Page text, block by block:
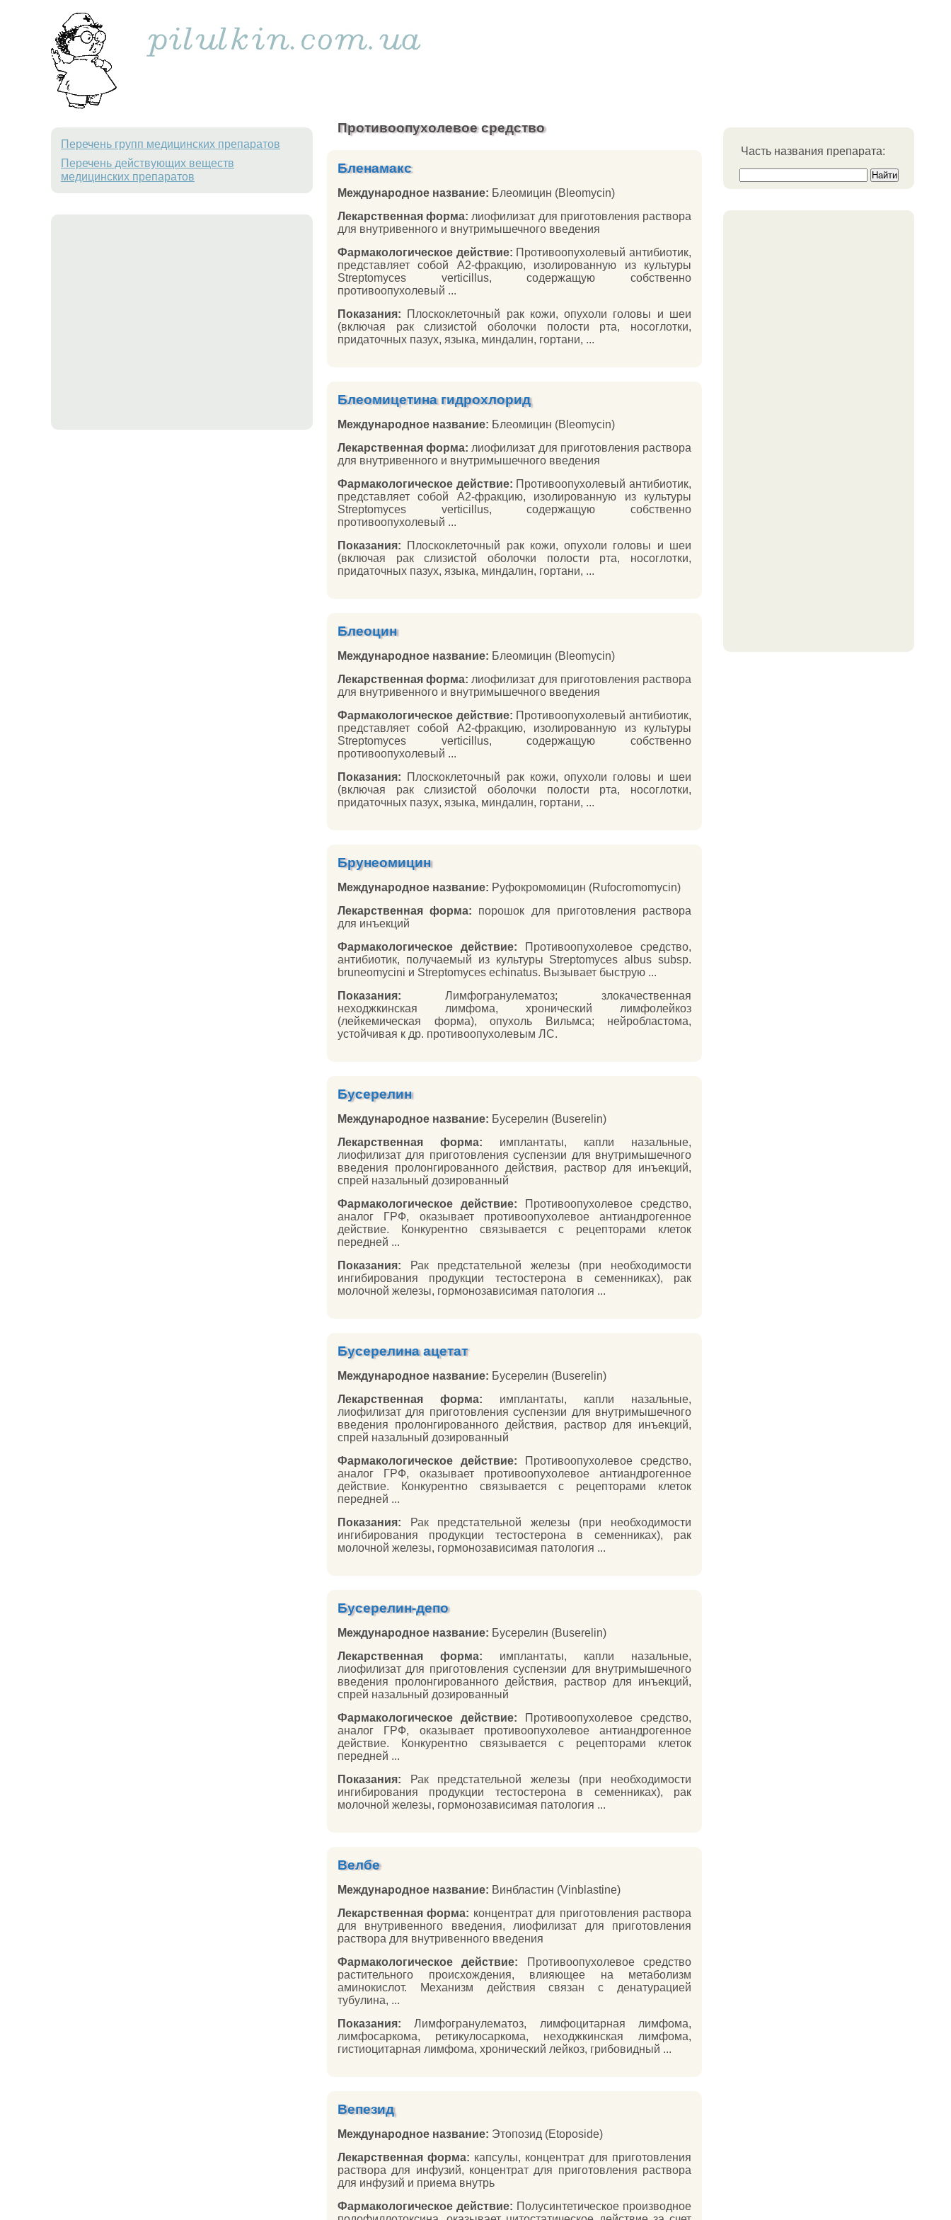
Перечень групп медицинских препаратов
Перечень действующих веществ
медицинских препаратов
Часть названия препарата:
Противоопухолевое средство
Бленамакс
Международное название: Блеомицин (Bleomycin)
Лекарственная форма: лиофилизат для приготовления раствора
для внутривенного и внутримышечного введения
Фармакологическое действие: Противоопухолевый антибиотик,
представляет собой A2-фракцию, изолированную из культуры
Streptomyces verticillus, содержащую собственно
противоопухолевый ...
Показания: Плоскоклеточный рак кожи, опухоли головы и шеи
(включая рак слизистой оболочки полости рта, носоглотки,
придаточных пазух, языка, миндалин, гортани, ...
Блеомицетина гидрохлорид
Международное название: Блеомицин (Bleomycin)
Лекарственная форма: лиофилизат для приготовления раствора
для внутривенного и внутримышечного введения
Фармакологическое действие: Противоопухолевый антибиотик,
представляет собой A2-фракцию, изолированную из культуры
Streptomyces verticillus, содержащую собственно
противоопухолевый ...
Показания: Плоскоклеточный рак кожи, опухоли головы и шеи
(включая рак слизистой оболочки полости рта, носоглотки,
придаточных пазух, языка, миндалин, гортани, ...
Блеоцин
Международное название: Блеомицин (Bleomycin)
Лекарственная форма: лиофилизат для приготовления раствора
для внутривенного и внутримышечного введения
Фармакологическое действие: Противоопухолевый антибиотик,
представляет собой A2-фракцию, изолированную из культуры
Streptomyces verticillus, содержащую собственно
противоопухолевый ...
Показания: Плоскоклеточный рак кожи, опухоли головы и шеи
(включая рак слизистой оболочки полости рта, носоглотки,
придаточных пазух, языка, миндалин, гортани, ...
Брунеомицин
Международное название: Руфокромомицин (Rufocromomycin)
Лекарственная форма: порошок для приготовления раствора
для инъекций
Фармакологическое действие: Противоопухолевое средство,
антибиотик, получаемый из культуры Streptomyces albus subsp.
bruneomycini и Streptomyces echinatus. Вызывает быструю ...
Показания: Лимфогранулематоз; злокачественная
неходжкинская лимфома, хронический лимфолейкоз
(лейкемическая форма), опухоль Вильмса; нейробластома,
устойчивая к др. противоопухолевым ЛС.
Бусерелин
Международное название: Бусерелин (Buserelin)
Лекарственная форма: имплантаты, капли назальные,
лиофилизат для приготовления суспензии для внутримышечного
введения пролонгированного действия, раствор для инъекций,
спрей назальный дозированный
Фармакологическое действие: Противоопухолевое средство,
аналог ГРФ, оказывает противоопухолевое антиандрогенное
действие. Конкурентно связывается с рецепторами клеток
передней ...
Показания: Рак предстательной железы (при необходимости
ингибирования продукции тестостерона в семенниках), рак
молочной железы, гормонозависимая патология ...
Бусерелина ацетат
Международное название: Бусерелин (Buserelin)
Лекарственная форма: имплантаты, капли назальные,
лиофилизат для приготовления суспензии для внутримышечного
введения пролонгированного действия, раствор для инъекций,
спрей назальный дозированный
Фармакологическое действие: Противоопухолевое средство,
аналог ГРФ, оказывает противоопухолевое антиандрогенное
действие. Конкурентно связывается с рецепторами клеток
передней ...
Показания: Рак предстательной железы (при необходимости
ингибирования продукции тестостерона в семенниках), рак
молочной железы, гормонозависимая патология ...
Бусерелин-депо
Международное название: Бусерелин (Buserelin)
Лекарственная форма: имплантаты, капли назальные,
лиофилизат для приготовления суспензии для внутримышечного
введения пролонгированного действия, раствор для инъекций,
спрей назальный дозированный
Фармакологическое действие: Противоопухолевое средство,
аналог ГРФ, оказывает противоопухолевое антиандрогенное
действие. Конкурентно связывается с рецепторами клеток
передней ...
Показания: Рак предстательной железы (при необходимости
ингибирования продукции тестостерона в семенниках), рак
молочной железы, гормонозависимая патология ...
Велбе
Международное название: Винбластин (Vinblastine)
Лекарственная форма: концентрат для приготовления раствора
для внутривенного введения, лиофилизат для приготовления
раствора для внутривенного введения
Фармакологическое действие: Противоопухолевое средство
растительного происхождения, влияющее на метаболизм
аминокислот. Механизм действия связан с денатурацией
тубулина, ...
Показания: Лимфогранулематоз, лимфоцитарная лимфома,
лимфосаркома, ретикулосаркома, неходжкинская лимфома,
гистиоцитарная лимфома, хронический лейкоз, грибовидный ...
Вепезид
Международное название: Этопозид (Etoposide)
Лекарственная форма: капсулы, концентрат для приготовления
раствора для инфузий, концентрат для приготовления раствора
для инфузий и приема внутрь
Фармакологическое действие: Полусинтетическое производное